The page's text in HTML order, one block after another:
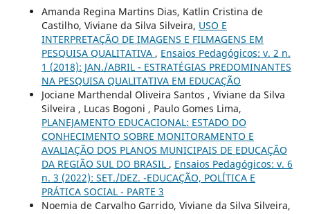
Amanda Regina Martins Dias, Katlin Cristina de
Castilho, Viviane da Silva Silveira, USO E
INTERPRETAÇÃO DE IMAGENS E FILMAGENS EM
PESQUISA QUALITATIVA , Ensaios Pedagógicos: v. 2 n.
1 (2018): JAN./ABRIL - ESTRATÉGIAS PREDOMINANTES
NA PESQUISA QUALITATIVA EM EDUCAÇÃO
Jociane Marthendal Oliveira Santos , Viviane da Silva
Silveira , Lucas Bogoni , Paulo Gomes Lima,
PLANEJAMENTO EDUCACIONAL: ESTADO DO
CONHECIMENTO SOBRE MONITORAMENTO E
AVALIAÇÃO DOS PLANOS MUNICIPAIS DE EDUCAÇÃO
DA REGIÃO SUL DO BRASIL , Ensaios Pedagógicos: v. 6
n. 3 (2022): SET./DEZ. -EDUCAÇÃO, POLÍTICA E
PRÁTICA SOCIAL - PARTE 3
Noemia de Carvalho Garrido, Viviane da Silva Silveira,